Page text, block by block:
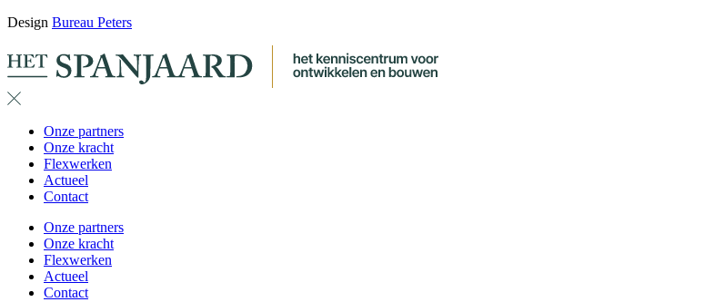
Design Bureau Peters
Onze partners
Onze kracht
Flexwerken
Actueel
Contact
Onze partners
Onze kracht
Flexwerken
Actueel
Contact